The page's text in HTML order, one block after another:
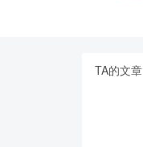
TA的文章